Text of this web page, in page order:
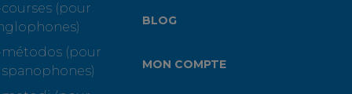
(pour
(pour
BLOG
MON COMPTE